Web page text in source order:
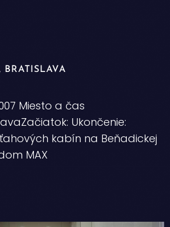
BRATISLAVA
Miesto a čas
Ukončenie:
kabín na Beňadickej
MAX